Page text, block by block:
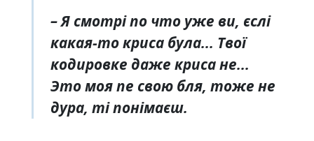
– Я смотрі по что уже ви, єслі
какая-то криса була... Твої
кодировке даже криса не...
Это моя пе свою бля, тоже не
дура, ті понімаєш.